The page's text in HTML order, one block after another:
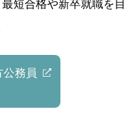
短合格や新卒就職を目
公務員